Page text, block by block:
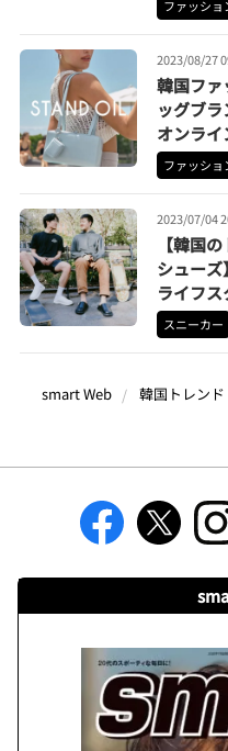
ファッショ
2023/08/27
韓国ファ
ッグブ
オンラ
ファッショ
2023/07/04
【韓国
シュー
ライフ
スニーカー
smart Web 韓国トレンド